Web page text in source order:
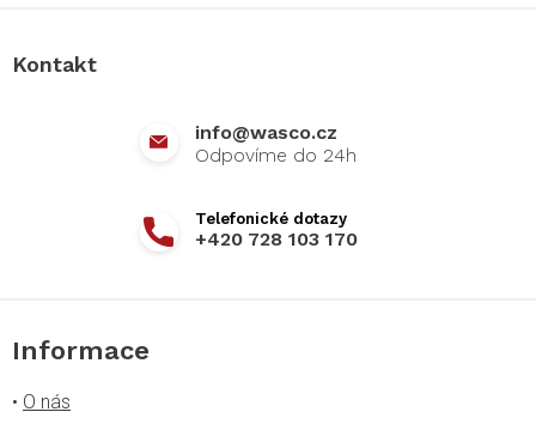
Kontakt
info@wasco.cz
+420 728 103 170
Informace
• O nás